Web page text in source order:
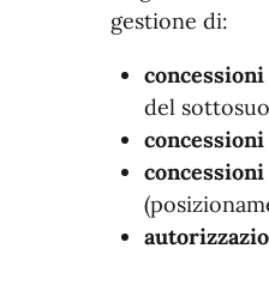
gestione di:
del